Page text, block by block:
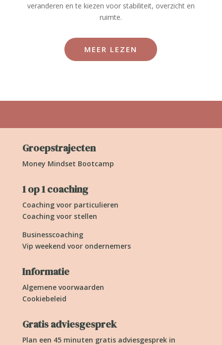
veranderen en te kiezen voor stabiliteit, overzicht en
ruimte.
MEER LEZEN
Groepstrajecten
Money Mindset Bootcamp
1 op 1 coaching
Coaching voor particulieren
Coaching voor stellen
Businesscoaching
Vip weekend voor ondernemers
Informatie
Algemene voorwaarden
Cookiebeleid
Gratis adviesgesprek
Plan een 45 minuten gratis adviesgesprek in